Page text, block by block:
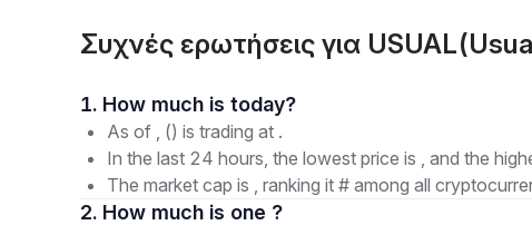
Συχνές ερωτήσεις για
1. How much is today?
As of , () is trading at .
In the last 24 hours, the lowest price is , and the
The market cap is , ranking it # among all
2. How much is one ?